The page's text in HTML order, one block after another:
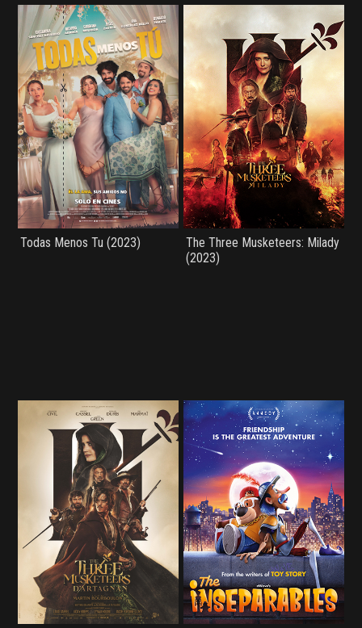
Todas Menos Tu (2023)
The Three Musketeers: Milady
(2023)